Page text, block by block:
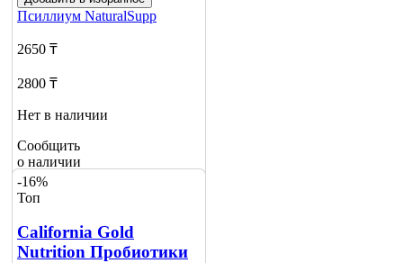
Псиллиум NaturalSupp
2650 ₸
2800 ₸
Нет в наличии
Сообщить
о наличии
2
-16%
Топ
California Gold
Nutrition Пробиотики